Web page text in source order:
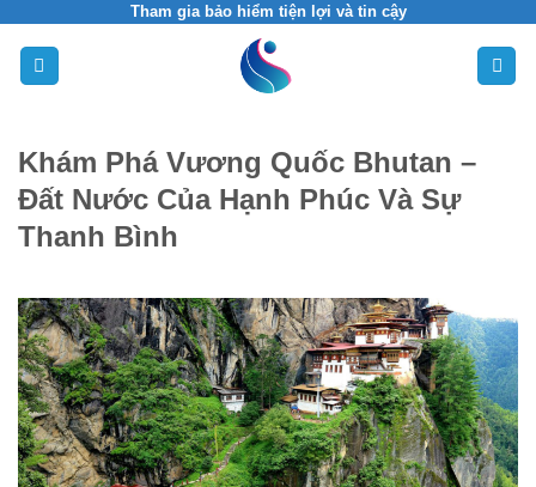
content
Tham gia bảo hiểm tiện lợi và tin cậy
Khám Phá Vương Quốc Bhutan –
Đất Nước Của Hạnh Phúc Và Sự
Thanh Bình